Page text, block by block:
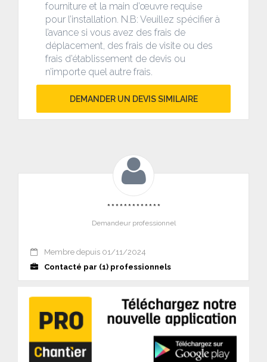
fourniture et la main d’œuvre requise
pour l’installation. N.B: Veuillez spécifier à
l’avance si vous avez des frais de
déplacement, des frais de visite ou des
frais d’établissement de devis ou
n’importe quel autre frais.
DEMANDER UN DEVIS SIMILAIRE
*************
Demandeur professionnel
Membre depuis 01/11/2024
Contacté par (1) professionnels